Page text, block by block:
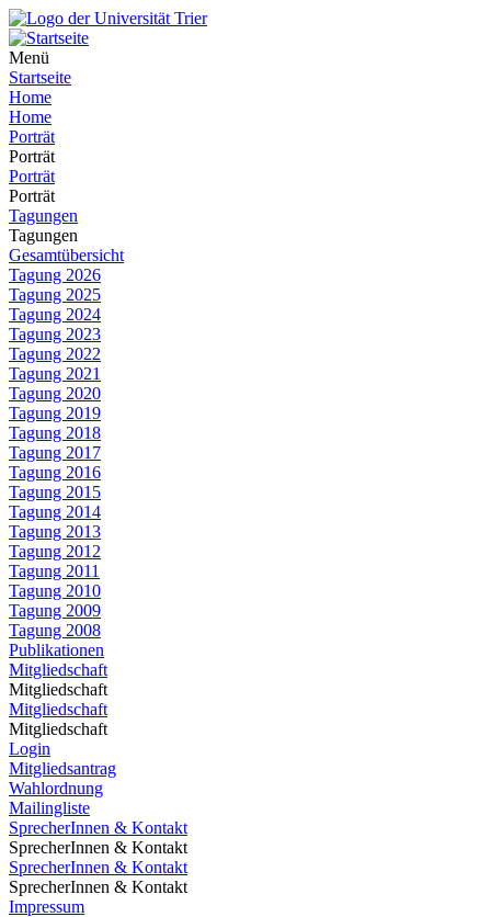
Menü
Startseite
Home
Home
Porträt
Porträt
Porträt
Porträt
Tagungen
Tagungen
Gesamtübersicht
Tagung 2026
Tagung 2025
Tagung 2024
Tagung 2023
Tagung 2022
Tagung 2021
Tagung 2020
Tagung 2019
Tagung 2018
Tagung 2017
Tagung 2016
Tagung 2015
Tagung 2014
Tagung 2013
Tagung 2012
Tagung 2011
Tagung 2010
Tagung 2009
Tagung 2008
Publikationen
Mitgliedschaft
Mitgliedschaft
Mitgliedschaft
Mitgliedschaft
Login
Mitgliedsantrag
Wahlordnung
Mailingliste
SprecherInnen & Kontakt
SprecherInnen & Kontakt
SprecherInnen & Kontakt
SprecherInnen & Kontakt
Impressum